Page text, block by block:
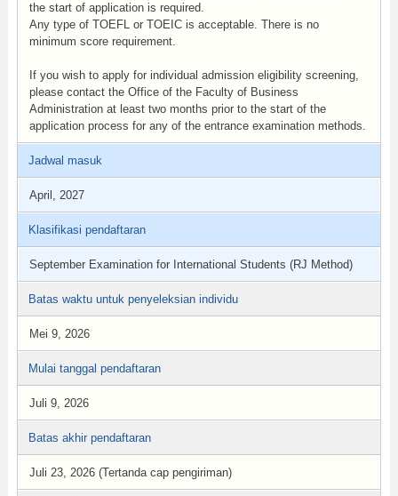
the start of application is required.
Any type of TOEFL or TOEIC is acceptable. There is no
minimum score requirement.
If you wish to apply for individual admission eligibility screening,
please contact the Office of the Faculty of Business
Administration at least two months prior to the start of the
application process for any of the entrance examination methods.
Jadwal masuk
April, 2027
Klasifikasi pendaftaran
September Examination for International Students (RJ Method)
Batas waktu untuk penyeleksian individu
Mei 9, 2026
Mulai tanggal pendaftaran
Juli 9, 2026
Batas akhir pendaftaran
Juli 23, 2026 (Tertanda cap pengiriman)